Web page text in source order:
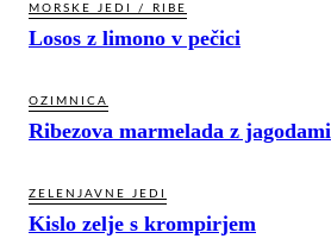
MORSKE JEDI / RIBE
Losos z limono v pečici
OZIMNICA
Ribezova marmelada z jagodami
ZELENJAVNE JEDI
Kislo zelje s krompirjem